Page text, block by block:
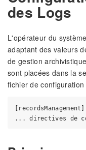
des Logs
L'opérateur du
adaptant des valeurs
de gestion
sont placées dans la
fichier de configuration
[recordsManagement]